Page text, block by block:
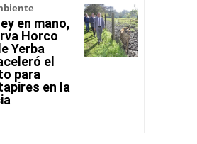
en mano,
Horco
Yerba
el
para
en la